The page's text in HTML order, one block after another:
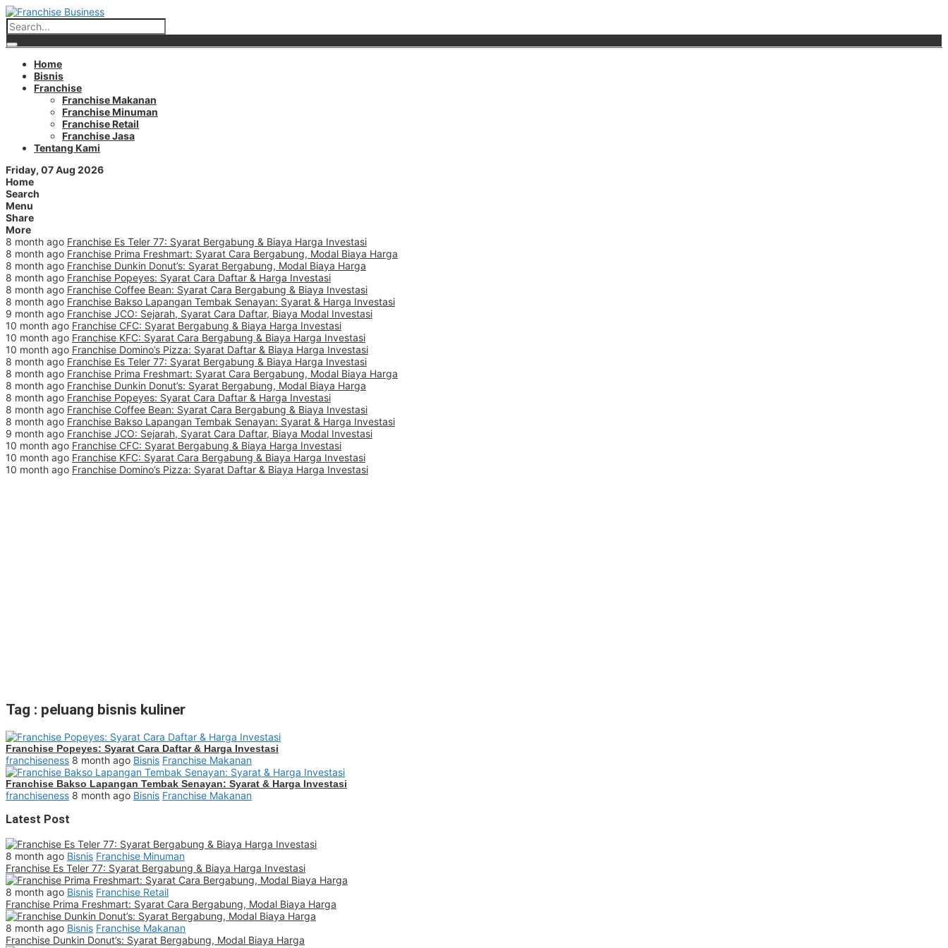
Home
Bisnis
Franchise
Franchise Makanan
Franchise Minuman
Franchise Retail
Franchise Jasa
Tentang Kami
Friday, 07 Aug 2026
Home
Search
Menu
Share
More
8 month ago Franchise Es Teler 77: Syarat Bergabung & Biaya Harga Investasi
8 month ago Franchise Prima Freshmart: Syarat Cara Bergabung, Modal Biaya Harga
8 month ago Franchise Dunkin Donut’s: Syarat Bergabung, Modal Biaya Harga
8 month ago Franchise Popeyes: Syarat Cara Daftar & Harga Investasi
8 month ago Franchise Coffee Bean: Syarat Cara Bergabung & Biaya Investasi
8 month ago Franchise Bakso Lapangan Tembak Senayan: Syarat & Harga Investasi
9 month ago Franchise JCO: Sejarah, Syarat Cara Daftar, Biaya Modal Investasi
10 month ago Franchise CFC: Syarat Bergabung & Biaya Harga Investasi
10 month ago Franchise KFC: Syarat Cara Bergabung & Biaya Harga Investasi
10 month ago Franchise Domino’s Pizza: Syarat Daftar & Biaya Harga Investasi
8 month ago Franchise Es Teler 77: Syarat Bergabung & Biaya Harga Investasi
8 month ago Franchise Prima Freshmart: Syarat Cara Bergabung, Modal Biaya Harga
8 month ago Franchise Dunkin Donut’s: Syarat Bergabung, Modal Biaya Harga
8 month ago Franchise Popeyes: Syarat Cara Daftar & Harga Investasi
8 month ago Franchise Coffee Bean: Syarat Cara Bergabung & Biaya Investasi
8 month ago Franchise Bakso Lapangan Tembak Senayan: Syarat & Harga Investasi
9 month ago Franchise JCO: Sejarah, Syarat Cara Daftar, Biaya Modal Investasi
10 month ago Franchise CFC: Syarat Bergabung & Biaya Harga Investasi
10 month ago Franchise KFC: Syarat Cara Bergabung & Biaya Harga Investasi
10 month ago Franchise Domino’s Pizza: Syarat Daftar & Biaya Harga Investasi
Tag : peluang bisnis kuliner
Franchise Popeyes: Syarat Cara Daftar & Harga Investasi
franchiseness 8 month ago Bisnis Franchise Makanan
Franchise Bakso Lapangan Tembak Senayan: Syarat & Harga Investasi
franchiseness 8 month ago Bisnis Franchise Makanan
Latest Post
8 month ago Bisnis Franchise Minuman
Franchise Es Teler 77: Syarat Bergabung & Biaya Harga Investasi
8 month ago Bisnis Franchise Retail
Franchise Prima Freshmart: Syarat Cara Bergabung, Modal Biaya Harga
8 month ago Bisnis Franchise Makanan
Franchise Dunkin Donut’s: Syarat Bergabung, Modal Biaya Harga